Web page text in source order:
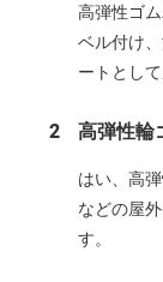
高弾性ゴ
ベル付け
ートとし
2 高弾性輪
はい、高
などの屋
す。